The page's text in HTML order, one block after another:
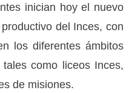
inician hoy el nuevo
del Inces, con
los diferentes ámbitos
como liceos Inces,
de misiones.